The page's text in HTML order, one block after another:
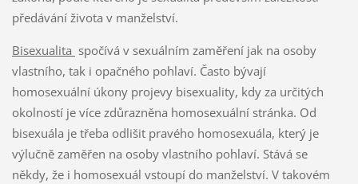
předávání života v manželství.
Bisexualita spočívá v sexuálním zaměření jak na osoby
vlastního, tak i opačného pohlaví. Často bývají
homosexuální úkony projevy bisexuality, kdy za určitých
okolností je více zdůrazněna homosexuální stránka. Od
bisexuála je třeba odlišit pravého homosexuála, který je
výlučně zaměřen na osoby vlastního pohlaví. Stává se
někdy, že i homosexuál vstoupí do manželství. V takovém